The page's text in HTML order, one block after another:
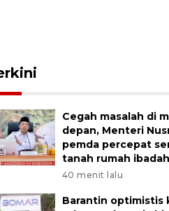
Cegah masalah di
depan, Menteri
pemda percepat
tanah rumah
40 menit lalu
Barantin optimistis